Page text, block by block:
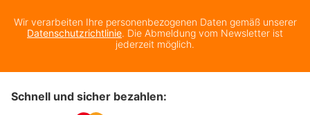
Wir verarbeiten Ihre personenbezogenen Daten gemäß unserer
Datenschutzrichtlinie. Die Abmeldung vom Newsletter ist
jederzeit möglich.
Schnell und sicher bezahlen: